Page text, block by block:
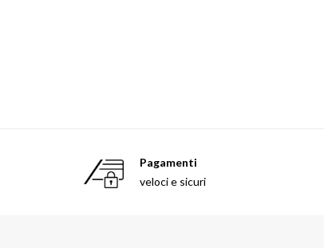
Pagamenti
veloci e sicuri